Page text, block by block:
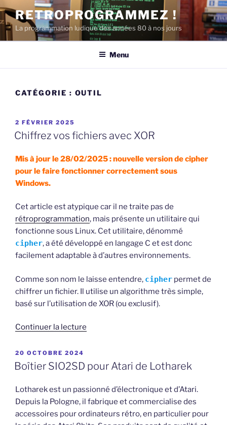
Aller
au
contenu
principal
RETROPROGRAMMEZ !
La programmation ludique des années 80 à nos jours
Menu
CATÉGORIE : OUTIL
PUBLIÉ
LE
2 FÉVRIER 2025
Chiffrez vos fichiers avec XOR
Mis à jour le 28/02/2025 : nouvelle version de cipher
pour le faire fonctionner correctement sous
Windows.
Cet article est atypique car il ne traite pas de
rétroprogrammation, mais présente un utilitaire qui
fonctionne sous Linux. Cet utilitaire, dénommé
cipher, a été développé en langage C et est donc
facilement adaptable à d’autres environnements.
Comme son nom le laisse entendre, cipher permet de
chiffrer un fichier. Il utilise un algorithme très simple,
basé sur l’utilisation de XOR (ou exclusif).
Continuer la lecture
fichiers
XOR »
PUBLIÉ
LE
20 OCTOBRE 2024
Boîtier SIO2SD pour Atari de Lotharek
Lotharek est un passionné d’électronique et d’Atari.
Depuis la Pologne, il fabrique et commercialise des
accessoires pour ordinateurs rétro, en particulier pour